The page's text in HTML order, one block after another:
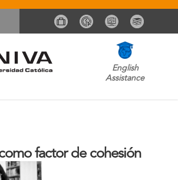
English
Assistance
factor de cohesión